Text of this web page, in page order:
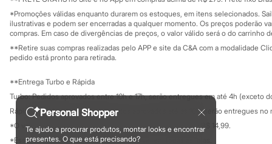
Sonic
Stitch
Beleza
Kits
Perfumes árabes
Novidades
Cabelos
Condicionador
Escovas e Pentes
Finalizadores
Shampoo
Tratamento
Personal Shopper
Te ajudo a procurar produtos, montar looks e encontrar
presentes. O que está precisando?
Privacidade
Configuração de cookies
Minha privacidade
Formas de pagamento
*Promoções válidas enquanto durarem os estoques, em itens selecionados.
ilustrativas e podem ser encerradas a qualquer momento. Os preços poderão
compras. Em caso de divergências de preços, o valor válido será o do carrinho
**Retire suas compras realizadas pelo APP e site da C&A com a modalidade
pedido está pronto para retirada.
**Entrega Turbo e Rápida
Turbo: Pedidos aprovados entre 10h e 17h, serão entregues em até 4h (exceto
Rápida: Pedidos com os pagamentos aprovados até as 10h, serão entregues
*O valor do frete para o turbo é R$ 24,99 e para a rápida é R$ 14,99.
*Essa condição ainda não estará disponível em todas as lojas.